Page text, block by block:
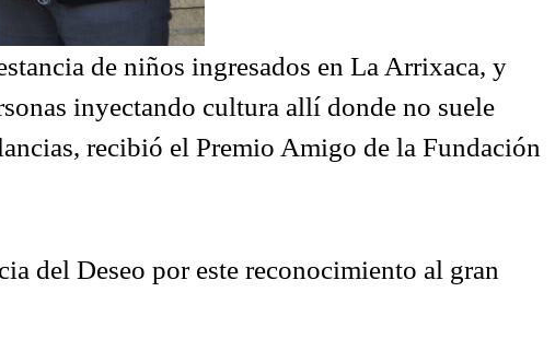
de niños ingresados en La Arrixaca, y
inyectando cultura allí donde no suele
recibió el Premio Amigo de la Fundación
del Deseo por este reconocimiento al gran